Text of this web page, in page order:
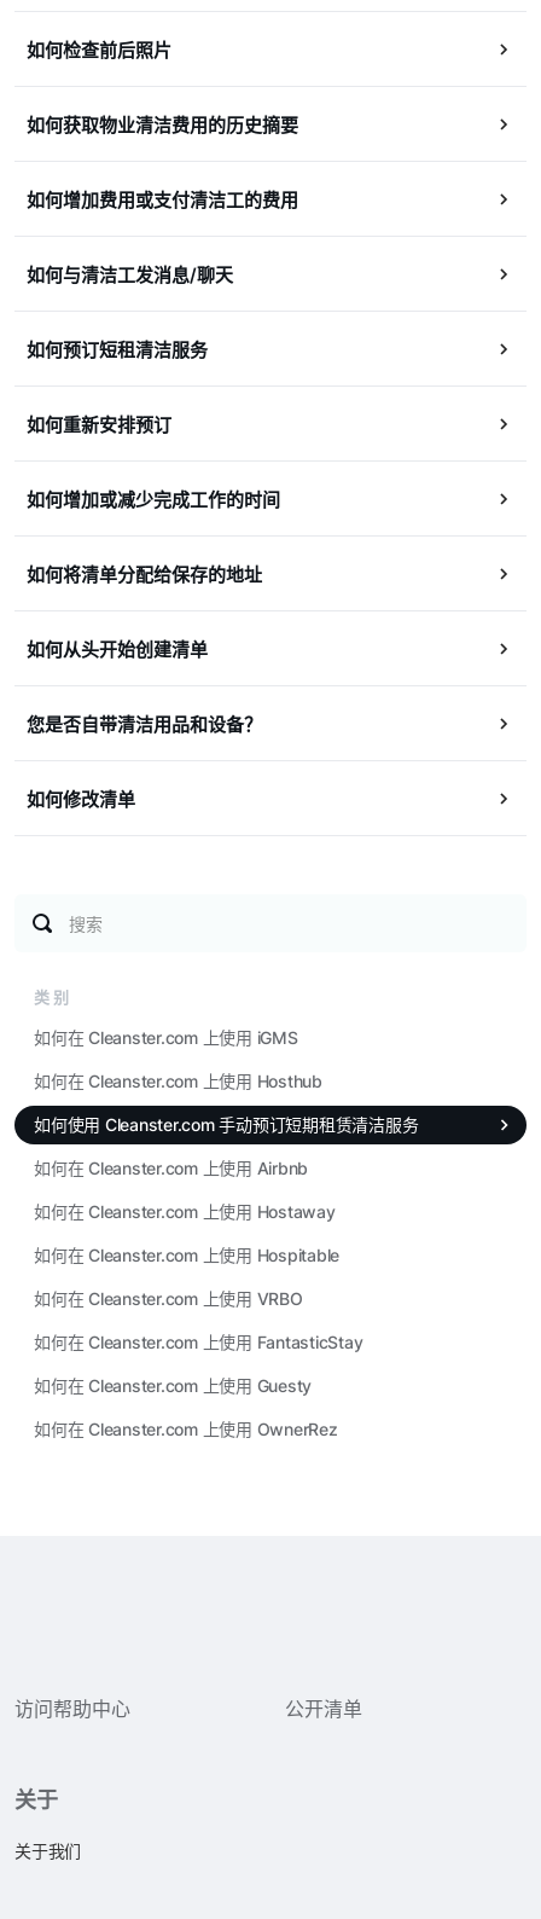
搜索
类别
如何在 Cleanster.com 上使用 iGMS
如何在 Cleanster.com 上使用 Hosthub
如何使用 Cleanster.com 手动预订短期租赁清洁服务
如何在 Cleanster.com 上使用 Airbnb
如何在 Cleanster.com 上使用 Hostaway
如何在 Cleanster.com 上使用 Hospitable
如何在 Cleanster.com 上使用 VRBO
如何在 Cleanster.com 上使用 FantasticStay
如何在 Cleanster.com 上使用 Guesty
如何在 Cleanster.com 上使用 OwnerRez
如何检查前后照片
如何获取物业清洁费用的历史摘要
如何增加费用或支付清洁工的费用
如何与清洁工发消息/聊天
如何预订短租清洁服务
如何重新安排预订
如何增加或减少完成工作的时间
如何将清单分配给保存的地址
如何从头开始创建清单
您是否自带清洁用品和设备？
如何修改清单
访问帮助中心 公开清单
关于
关于我们